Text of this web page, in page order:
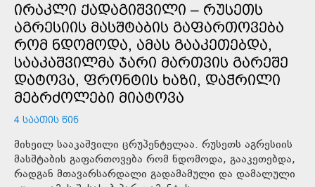
ᲘᲠᲐᲙᲚᲘ ᲥᲐᲓᲐᲒᲘᲨᲕᲘᲚᲘ – ᲠᲣᲡᲔᲗᲡ
ᲐᲒᲠᲔᲡᲘᲘᲡ ᲛᲐᲡᲨᲢᲐᲑᲘᲡ ᲒᲐᲤᲐᲠᲗᲝᲕᲔᲑᲐ
ᲠᲝᲛ ᲜᲓᲝᲛᲝᲓᲐ, ᲐᲛᲐᲡ ᲒᲐᲐᲙᲔᲗᲔᲑᲓᲐ,
ᲡᲐᲐᲙᲐᲨᲕᲘᲚᲛᲐ ᲯᲐᲠᲘ ᲛᲐᲠᲗᲕᲘᲡ ᲒᲐᲠᲔᲨᲔ
ᲓᲐᲢᲝᲕᲐ, ᲤᲠᲝᲜᲢᲘᲡ ᲮᲐᲖᲘ, ᲓᲐᲭᲠᲘᲚᲘ
ᲛᲔᲑᲠᲫᲝᲚᲔᲑᲘ ᲛᲘᲐᲢᲝᲕᲐ
4 ᲡᲐᲐᲗᲘᲡ ᲬᲘᲜ
მიხეილ სააკაშვილი ცრუპენტელაა. რუსეთს აგრესიის
მასშტაბის გაფართოვება რომ ნდომოდა, გააკეთებდა,
რადგან მთავარსარდალი გადამამული და დამალული